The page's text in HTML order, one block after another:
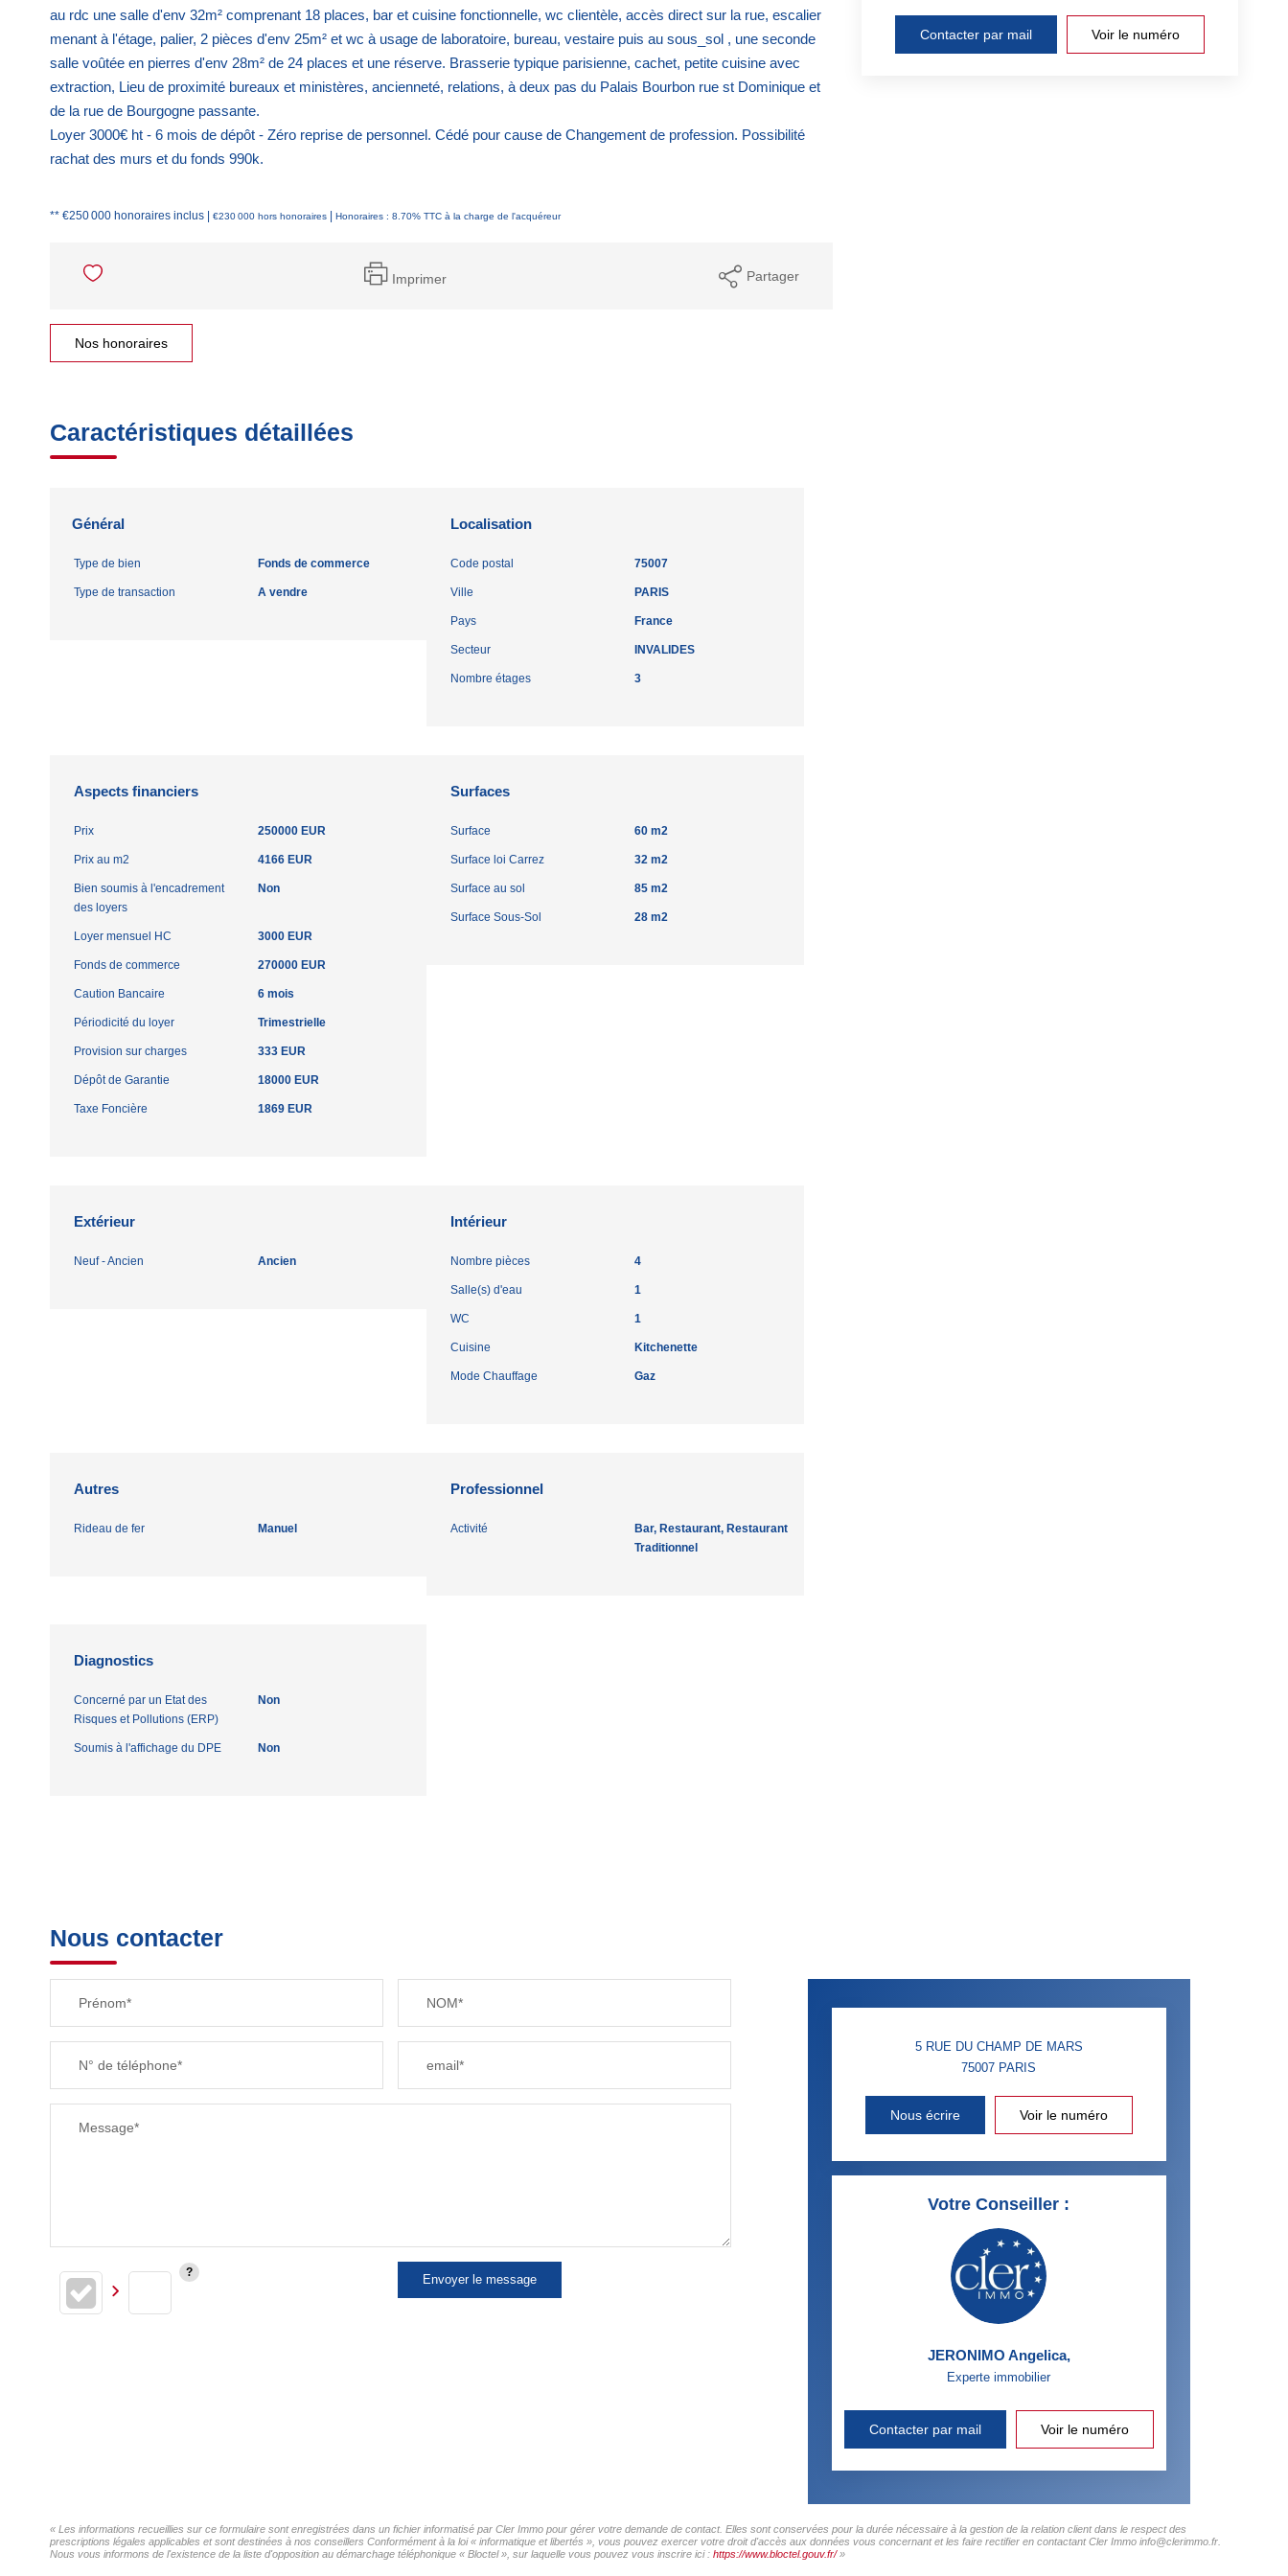
au rdc une salle d'env 32m² comprenant 18 places, bar et cuisine fonctionnelle, wc clientèle, accès direct sur la rue, escalier
menant à l'étage, palier, 2 pièces d'env 25m² et wc à usage de laboratoire, bureau, vestaire puis au sous_sol , une seconde
salle voûtée en pierres d'env 28m² de 24 places et une réserve. Brasserie typique parisienne, cachet, petite cuisine avec
extraction, Lieu de proximité bureaux et ministères, ancienneté, relations, à deux pas du Palais Bourbon rue st Dominique et
de la rue de Bourgogne passante.
Loyer 3000€ ht - 6 mois de dépôt - Zéro reprise de personnel. Cédé pour cause de Changement de profession. Possibilité
rachat des murs et du fonds 990k.
** €250 000 honoraires inclus €230 000 hors honoraires Honoraires : 8.70% TTC à la charge de l'acquéreur
Imprimer Partager
Nos honoraires
Caractéristiques détaillées
Général
Type de bien Fonds de commerce
Type de transaction A vendre
Localisation
Code postal 75007
Ville PARIS
Pays France
Secteur INVALIDES
Nombre étages 3
Aspects financiers
Prix 250000 EUR
Prix au m2 4166 EUR
Bien soumis à l'encadrement
des loyers
Non
Loyer mensuel HC 3000 EUR
Fonds de commerce 270000 EUR
Caution Bancaire 6 mois
Périodicité du loyer Trimestrielle
Provision sur charges 333 EUR
Dépôt de Garantie 18000 EUR
Taxe Foncière 1869 EUR
Surfaces
Surface 60 m2
Surface loi Carrez 32 m2
Surface au sol 85 m2
Surface Sous-Sol 28 m2
Extérieur
Neuf - Ancien Ancien
Intérieur
Nombre pièces 4
Salle(s) d'eau 1
WC 1
Cuisine Kitchenette
Mode Chauffage Gaz
Autres
Rideau de fer Manuel
Professionnel
Activité
Bar, Restaurant, Restaurant
Traditionnel
Diagnostics
Concerné par un Etat des
Risques et Pollutions (ERP)
Non
Soumis à l'affichage du DPE Non
Contacter par mail Voir le numéro
Nous contacter
Prénom* NOM*
N° de téléphone* email*
Message*
Envoyer le message
5 RUE DU CHAMP DE MARS
75007 PARIS
Nous écrire Voir le numéro
Votre Conseiller :
JERONIMO Angelica,
Experte immobilier
Contacter par mail Voir le numéro
« Les informations recueillies sur ce formulaire sont enregistrées dans un fichier informatisé par Cler Immo pour gérer votre demande de contact. Elles sont conservées pour la durée nécessaire à la gestion de la relation client dans le respect des
prescriptions légales applicables et sont destinées à nos conseillers Conformément à la loi « informatique et libertés », vous pouvez exercer votre droit d'accès aux données vous concernant et les faire rectifier en contactant Cler Immo info@clerimmo.fr.
Nous vous informons de l'existence de la liste d'opposition au démarchage téléphonique « Bloctel », sur laquelle vous pouvez vous inscrire ici : https://www.bloctel.gouv.fr/»